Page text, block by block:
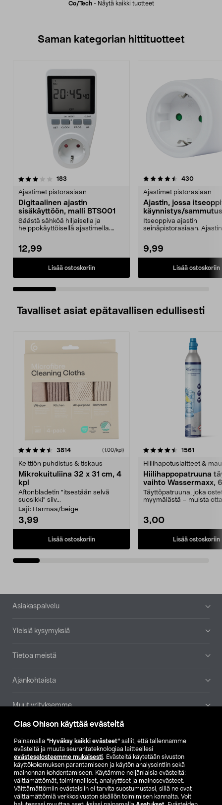
Clas Ohlson käyttää evästeitä
Painamalla ”Hyväksy kaikki evästeet” sallit, että tallennamme
evästeitä ja muuta seurantateknologiaa laitteellesi
evästeselosteemme mukaisesti. Evästeitä käytetään sivuston
käyttökokemuksen parantamiseen ja käytön analysointiin sekä
mainonnan kohdentamiseen. Käytämme neljänlaisia evästeitä:
välttämättömät, toiminnalliset, analyyttiset ja mainosevästeet.
Välttämättömiin evästeisiin ei tarvita suostumustasi, sillä ne ovat
välttämättömiä verkkosivuston sisällön toimimisen kannalta. Voit
Co/tech- Näytä kaikki tuotteet
Saman kategorian hittituotteet
183
Ajastimet pistorasiaan
Digitaalinen ajastin
sisäkäyttöön, malli BTS001
Säästä sähköä hiljaisella ja
helppokäyttöisellä ajastimella.
12,99
Lisää ostoskoriin
4.5 viidestä
430arvostelut
Ajastimet pistorasiaan
Ajastin, jossa
käynnistys/sammutus
Itseoppiva ajastin
seinäpistorasiaan.
9,99
Lisää ostoskoriin
4.5 viidestä
Tavalliset asiat epätavallisen edullisesti
3814arvostelut (1,00/kpl)
Keittiön puhdistus & tiskaus
Mikrokuituliina 32 x 31 cm, 4
kpl
Aftonbladetin "itsestään selvä
suosikki" siiv...
Laji: Harmaa/beige
3,99
Lisää ostoskoriin
4.5viidestä
1561
Hiilihapotuslaitteet &
Hiilihappopatruuna
vaihto Wassermaxx,
Täyttöpatruuna, joka
myymälästä – muista
3,00
Lisää ostoskoriin
4.5viidestä
Alatunniste
Asiakaspalvelu
Yleisiä kysymyksiä
Tietoa meistä
Ajankohtaista
Muut yrityksemme
Etsi myymälä
SE NO FI
FI SV